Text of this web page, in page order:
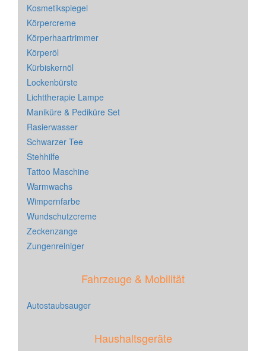
Kosmetikspiegel
Körpercreme
Körperhaartrimmer
Körperöl
Kürbiskernöl
Lockenbürste
Lichttherapie Lampe
Maniküre & Pediküre Set
Rasierwasser
Schwarzer Tee
Stehhilfe
Tattoo Maschine
Warmwachs
Wimpernfarbe
Wundschutzcreme
Zeckenzange
Zungenreiniger
Fahrzeuge & Mobilität
Autostaubsauger
Haushaltsgeräte